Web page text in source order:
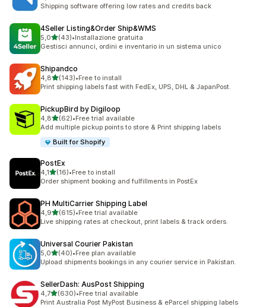
Shipping software offering low rates and credits back
4Seller Listing&Order Ship&WMS
5,0stelle su 5
(43)
43 recensioni totali
•Installazione gratuita
Gestisci annunci, ordini e inventario in un sistema unico
Shipandco
4,8stelle su 5
(143)
143 recensioni totali
•Free to install
Print shipping labels fast with FedEx, UPS, DHL & JapanPost.
PickupBird by Digiloop
4,8stelle su 5
(62)
62 recensioni totali
•Free trial available
Add multiple pickup points to store & Print shipping labels
Built for Shopify
PostEx
4,1stelle su 5
(16)
16 recensioni totali
•Free to install
Order shipment booking and fulfillments in PostEx
PH MultiCarrier Shipping Label
4,9stelle su 5
(615)
615 recensioni totali
•Free trial available
Live shipping rates at checkout, print labels & track orders.
Universal Courier Pakistan
5,0stelle su 5
(40)
40 recensioni totali
•Free plan available
Upload shipments bookings in any courier service in Pakistan.
SellerDash: AusPost Shipping
4,7stelle su 5
(630)
630 recensioni totali
•Free trial available
Print Australia Post MyPost Business & eParcel shipping labels